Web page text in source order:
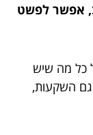
אפשר לפשט
כל מה שיש
גם השקעות,